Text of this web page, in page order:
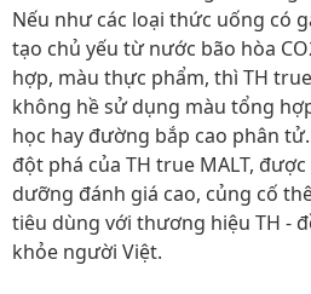
Nếu như các loại thức uống có
tạo chủ yếu từ nước bão hòa
hợp, màu thực phẩm, thì TH
không hề sử dụng màu tổng
học hay đường bắp cao phân
đột phá của TH true MALT,
dưỡng đánh giá cao, củng cố
tiêu dùng với thương hiệu TH -
khỏe người Việt.